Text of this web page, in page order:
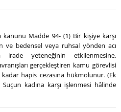
kanunu Madde 94- (1) Bir kişiye karşı
ve bedensel veya ruhsal yönden acı
irade yeteneğinin etkilenmesine,
gerçekleştiren kamu görevlisi
hapis cezasına hükmolunur. (Ek
kadına karşı işlenmesi hâlinde